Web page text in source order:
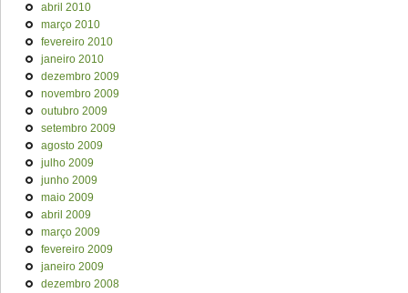
abril 2010
março 2010
fevereiro 2010
janeiro 2010
dezembro 2009
novembro 2009
outubro 2009
setembro 2009
agosto 2009
julho 2009
junho 2009
maio 2009
abril 2009
março 2009
fevereiro 2009
janeiro 2009
dezembro 2008